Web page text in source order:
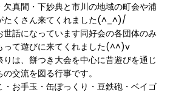
真間・下妙典と市川の地域の町会や浦
たくさん来てくれました(^_^)/
話になっています同好会の各団体のみ
って遊びに来てくれました(^^)v
は、餅つき大会を中心に昔遊びを通じ
交流を図る行事です。
お手玉・缶ぽっくり・豆鉄砲・ベイゴ